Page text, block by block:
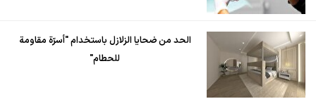
الحد من ضحايا الزلازل باستخدام "أسرّة مقاومة
للحطام"